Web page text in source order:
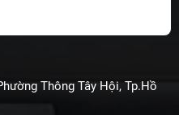
Thông Tây Hội, Tp.Hồ